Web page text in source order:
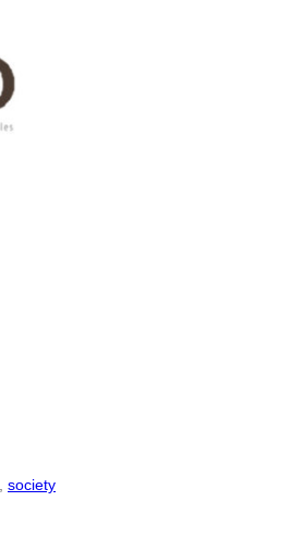
society